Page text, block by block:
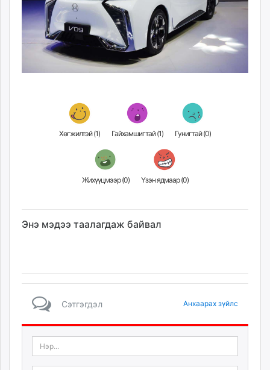
shuum.mn
times.mn
tvmongolia.mn
mass.mn
Хөгжилтэй (1) Гайхамшигтай (1) Гунигтай (0)
Жихүүцмээр (0) Үзэн ядмаар (0)
Энэ мэдээ таалагдаж байвал
Сэтгэгдэл Анхаарах зүйлс